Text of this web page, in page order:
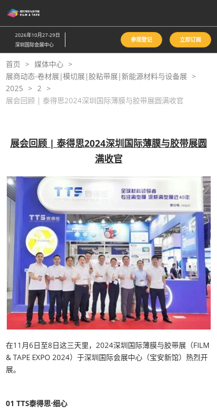
接
跳
至
内
容
2026年10月27-29日
深圳国际会展中心
参观登记 立即订阅
首页
媒体中心
展商动态-卷材展|模切展|胶粘带展|新能源材料与设备展
2025
2
展会回顾 | 泰得思2024深圳国际薄膜与胶带展圆满收官
展会回顾 | 泰得思2024深圳国际薄膜与胶带展圆
满收官
在11月6日至8日这三天里，2024深圳国际薄膜与胶带展（FILM
& TAPE EXPO 2024）于深圳国际会展中心（宝安新馆）热烈开
展。
01 TTS泰得思·细心